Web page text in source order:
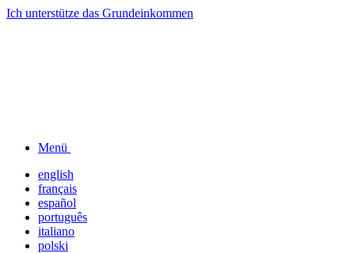
Ich unterstütze das Grundeinkommen
Menü
english
français
español
português
italiano
polski